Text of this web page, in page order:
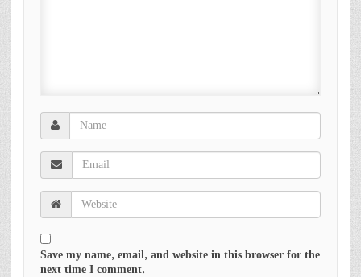
Save my name, email, and website in this browser for the
next time I comment.